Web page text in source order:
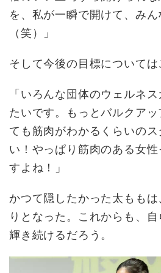
を、私が一瞬で開けて、み
（笑）」
そして今後の目標については
「いろんな団体のウェルネ
たいです。もっとバルクア
ても筋肉がわかるくらいの
い！やっぱり筋肉のある女
すよね！」
かつて隠したかった太もも
りとなった。これからも、自
輝き続けるだろう。